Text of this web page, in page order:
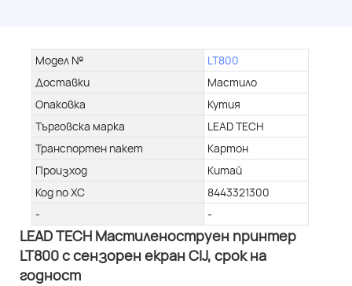
Модел №
LT800
Доставки
Мастило
Опаковка
Кутия
Търговска марка
LEAD TECH
Транспортен пакет
Картон
Произход
Китай
Код по ХС
8443321300
-
-
LEAD TECH Мастиленоструен принтер
LT800 с сензорен екран CIJ, срок на
годност